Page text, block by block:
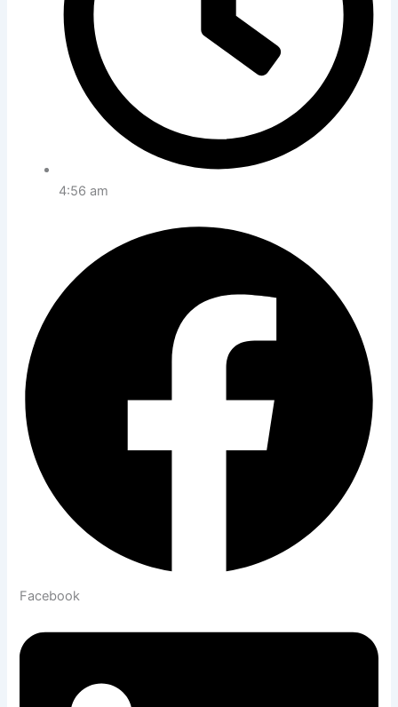
4:56 am
Facebook